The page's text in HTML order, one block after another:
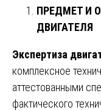
ПРЕДМЕТ И
ДВИГАТЕЛЯ
Экспертиза
комплексное
аттестованными
фактического